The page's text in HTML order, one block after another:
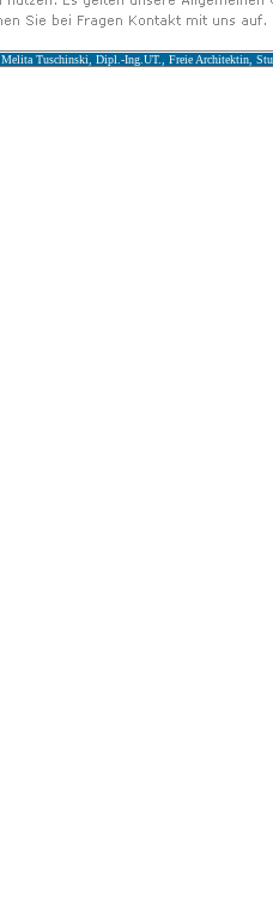
Melita Tuschinski, Dipl.-Ing.UT., Freie Architektin,